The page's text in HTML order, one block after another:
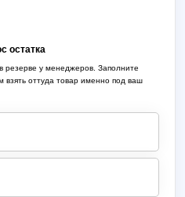
остатка
резерве у менеджеров. Заполните
оттуда товар именно под ваш